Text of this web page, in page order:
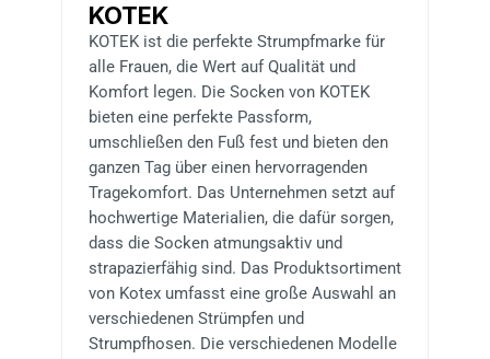
KOTEK
KOTEK ist die perfekte Strumpfmarke für
alle Frauen, die Wert auf Qualität und
Komfort legen. Die Socken von KOTEK
bieten eine perfekte Passform,
umschließen den Fuß fest und bieten den
ganzen Tag über einen hervorragenden
Tragekomfort. Das Unternehmen setzt auf
hochwertige Materialien, die dafür sorgen,
dass die Socken atmungsaktiv und
strapazierfähig sind. Das Produktsortiment
von Kotex umfasst eine große Auswahl an
verschiedenen Strümpfen und
Strumpfhosen. Die verschiedenen Modelle